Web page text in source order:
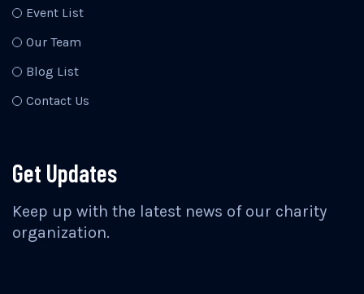
Event List
Our Team
Blog List
Contact Us
Get Updates
Keep up with the latest news of our charity
organization.